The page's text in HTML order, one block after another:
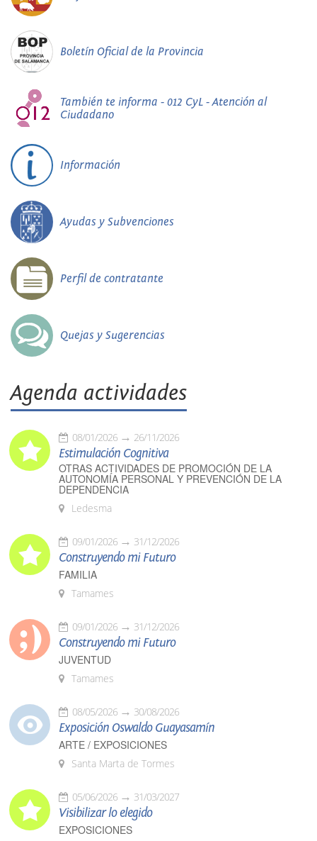
Boletín Oficial de la Provincia
También te informa - 012 CyL - Atención al
Ciudadano
Información
Ayudas y Subvenciones
Perfil de contratante
Quejas y Sugerencias
Agenda actividades
08/01/2026 26/11/2026
Estimulación Cognitiva
OTRAS ACTIVIDADES DE PROMOCIÓN DE LA
AUTONOMÍA PERSONAL Y PREVENCIÓN DE LA
DEPENDENCIA
Ledesma
09/01/2026 31/12/2026
Construyendo mi Futuro
FAMILIA
Tamames
09/01/2026 31/12/2026
Construyendo mi Futuro
JUVENTUD
Tamames
08/05/2026 30/08/2026
Exposición Oswaldo Guayasamín
ARTE / EXPOSICIONES
Santa Marta de Tormes
05/06/2026 31/03/2027
Visibilizar lo elegido
EXPOSICIONES